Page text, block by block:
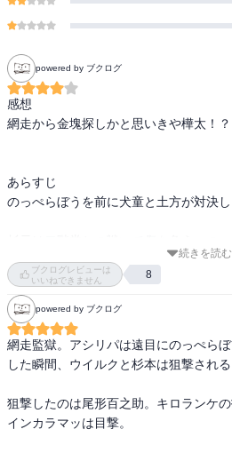
powered by ブクログ
感想
網走から金塊探しかと思いきや樺太！？
あらすじ
のっぺらぼうを前に犬童と土方が対決し
だった。金塊の在り方を伝えようとし
れる。
杉元も尾形に撃たれる。尾形とキロラ
て樺太へ向かう。
は網走監獄の地下で潜んでいた。
続きを読む
ブクログレビューは
いいねできません
8
powered by ブクログ
網走監獄。アシリパは遠目にのっぺら
した瞬間、ウイルクと杉本は狙撃される
狙撃したのは尾形百之助。キロランケ
インカラマッは目撃。